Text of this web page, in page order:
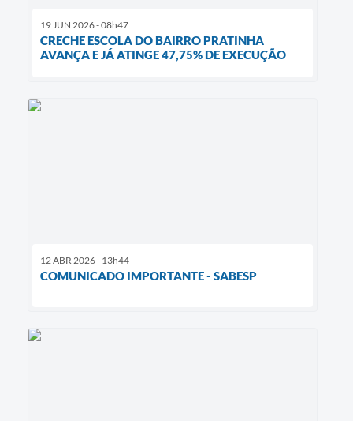
19 JUN 2026 - 08h47
CRECHE ESCOLA DO BAIRRO PRATINHA
AVANÇA E JÁ ATINGE 47,75% DE EXECUÇÃO
12 ABR 2026 - 13h44
COMUNICADO IMPORTANTE - SABESP